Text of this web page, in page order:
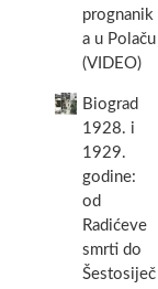
prognanik
a u Polaču
(VIDEO)
Biograd
1928. i
1929.
godine:
od
Radićeve
smrti do
Šestosiječ